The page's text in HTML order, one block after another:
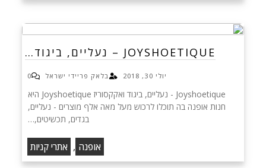
JOYSHOETIQUE – נעליים, ביגוד…
יולי 30, 2018 בלאק פריידי ישראל 0
Joyshoetique - נעליים, ביגוד ואקקסוריז Joyshoetique היא
חנות אופנה בה תוכלו לרכוש מעל מאה אלף מוצרים - נעליים,
בגדים, תכשיטים,…
אופנה , אתרי קניות